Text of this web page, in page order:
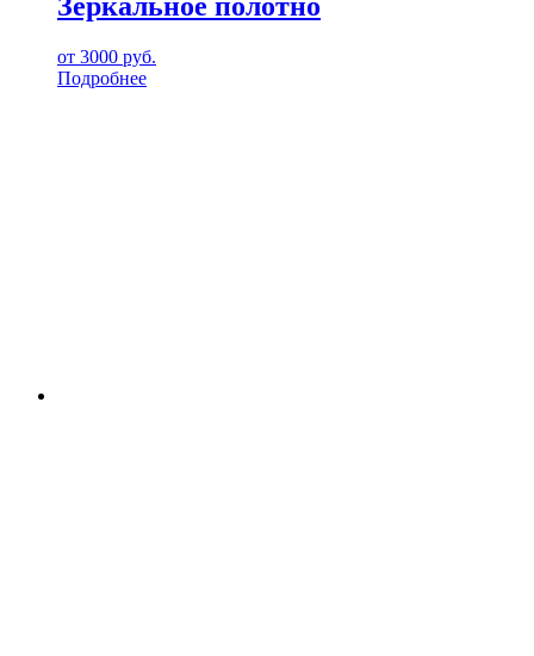
Зеркальное полотно
от 3000 руб.
Подробнее